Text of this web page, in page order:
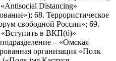
Distancing»
68. Террористическое
свободной России»; 69.
«Вступить в ВКП(б)»
– «Омская
организация «Полк